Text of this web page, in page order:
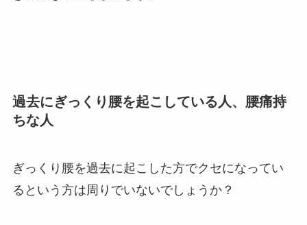
過去にぎっくり腰を起こしている人、腰痛持
ちな人
ぎっくり腰を過去に起こした方でクセになってい
るという方は周りでいないでしょうか？